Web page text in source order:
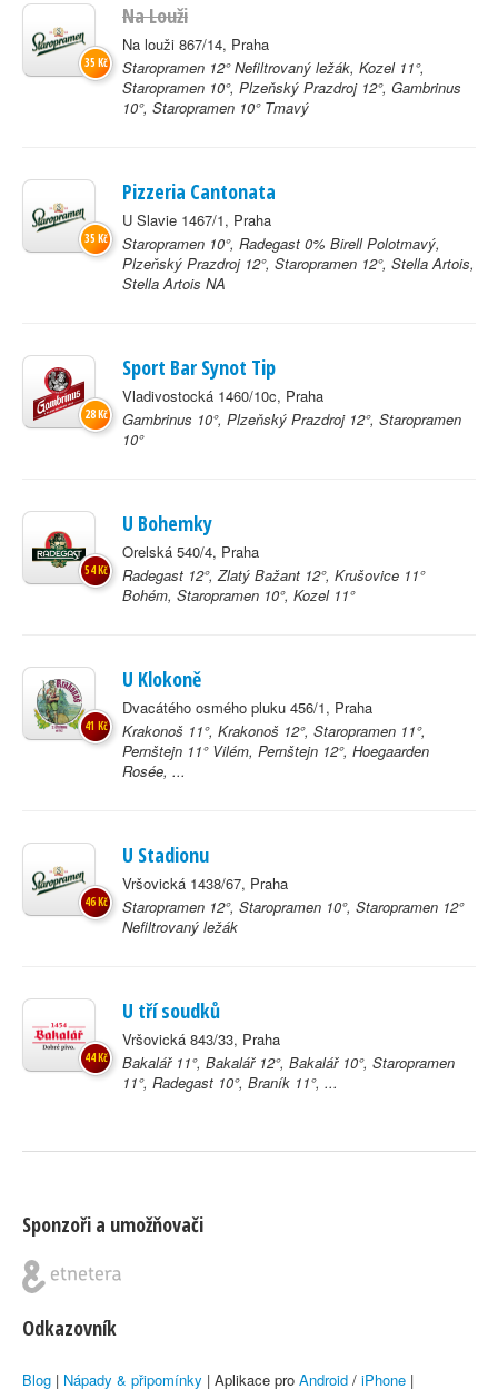
Na Louži
Na louži 867/14, Praha
Staropramen 12° Nefiltrovaný ležák, Kozel 11°,
Staropramen 10°, Plzeňský Prazdroj 12°, Gambrinus
10°, Staropramen 10° Tmavý
35 Kč
Pizzeria Cantonata
U Slavie 1467/1, Praha
Staropramen 10°, Radegast 0% Birell Polotmavý,
Plzeňský Prazdroj 12°, Staropramen 12°, Stella Artois,
Stella Artois NA
35 Kč
Sport Bar Synot Tip
Vladivostocká 1460/10c, Praha
Gambrinus 10°, Plzeňský Prazdroj 12°, Staropramen
10°
28 Kč
U Bohemky
Orelská 540/4, Praha
Radegast 12°, Zlatý Bažant 12°, Krušovice 11°
Bohém, Staropramen 10°, Kozel 11°
54 Kč
U Klokoně
Dvacátého osmého pluku 456/1, Praha
Krakonoš 11°, Krakonoš 12°, Staropramen 11°,
Pernštejn 11° Vilém, Pernštejn 12°, Hoegaarden
Rosée, ...
41 Kč
U Stadionu
Vršovická 1438/67, Praha
Staropramen 12°, Staropramen 10°, Staropramen 12°
Nefiltrovaný ležák
46 Kč
U tří soudků
Vršovická 843/33, Praha
Bakalář 11°, Bakalář 12°, Bakalář 10°, Staropramen
11°, Radegast 10°, Braník 11°, ...
44 Kč
Sponzoři a umožňovači
Odkazovník
Blog | Nápady & připomínky | Aplikace pro Android / iPhone |